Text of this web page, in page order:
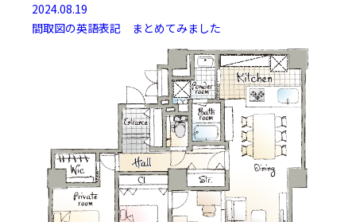
2024.08.19
間取図の英語表記 まとめてみました